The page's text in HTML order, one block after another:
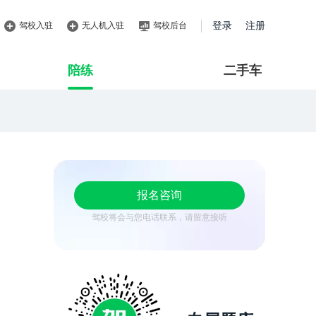
驾校入驻 无人机入驻 驾校后台 登录 注册
陪练 二手车
报名咨询
驾校将会与您电话联系，请留意接听